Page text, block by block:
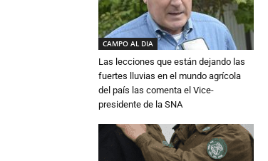
CAMPO AL DIA
Las lecciones que están dejando las
fuertes lluvias en el mundo agrícola
del país las comenta el Vice-
presidente de la SNA